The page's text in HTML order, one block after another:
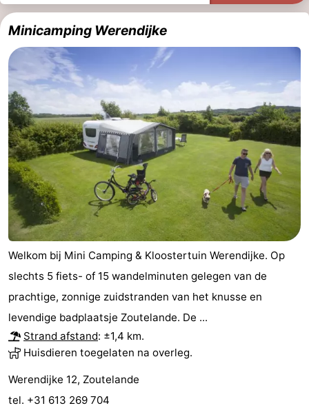
Binnenspeeltuinen
-
Bowlen
Wellness
centra
Dorpen
&
Steden
Natuur
Rondleidingen
Sporten
-
Zwembaden
-
Fietsen
-
Wandelen
-
Paardrijden
-
Delta-
Eten
Minicamping Werendijke
Welkom bij Mini Camping & Kloostertuin Werendijke. Op
slechts 5 fiets- of 15 wandelminuten gelegen van de
prachtige, zonnige zuidstranden van het knusse en
levendige badplaatsje Zoutelande. De ...
Strand afstand: ±1,4 km.
Huisdieren toegelaten na overleg.
Werendijke 12, Zoutelande
tel. +31 613 269 704